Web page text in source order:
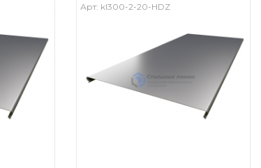
Арт: kl300-2-20-HDZ